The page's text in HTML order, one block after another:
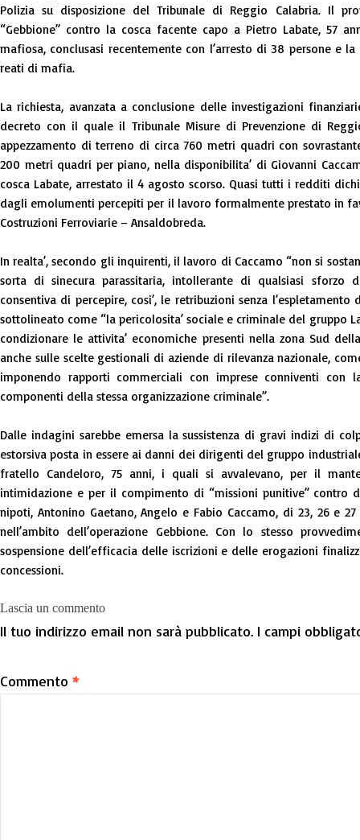
Polizia su disposizione del Tribunale di Reggio Calabria. Il
“Gebbione” contro la cosca facente capo a Pietro Labate, 57
mafiosa, conclusasi recentemente con l’arresto di 38 persone e
reati di mafia.
La richiesta, avanzata a conclusione delle investigazioni
decreto con il quale il Tribunale Misure di Prevenzione di
appezzamento di terreno di circa 760 metri quadri con
200 metri quadri per piano, nella disponibilita’ di Giovanni
cosca Labate, arrestato il 4 agosto scorso. Quasi tutti i redditi
dagli emolumenti percepiti per il lavoro formalmente prestato in
Costruzioni Ferroviarie – Ansaldobreda.
In realta’, secondo gli inquirenti, il lavoro di Caccamo “non si
sorta di sinecura parassitaria, intollerante di qualsiasi sforzo
consentiva di percepire, cosi’, le retribuzioni senza
sottolineato come “la pericolosita’ sociale e criminale del gruppo
condizionare le attivita’ economiche presenti nella zona Sud
anche sulle scelte gestionali di aziende di rilevanza nazionale,
imponendo rapporti commerciali con imprese conniventi con
componenti della stessa organizzazione criminale”.
Dalle indagini sarebbe emersa la sussistenza di gravi indizi di
estorsiva posta in essere ai danni dei dirigenti del gruppo
fratello Candeloro, 75 anni, i quali si avvalevano, per il
intimidazione e per il compimento di “missioni punitive” contro
nipoti, Antonino Gaetano, Angelo e Fabio Caccamo, di 23, 26 e
nell’ambito dell’operazione Gebbione. Con lo stesso
sospensione dell’efficacia delle iscrizioni e delle erogazioni
concessioni.
Lascia un commento
Il tuo indirizzo email non sarà pubblicato. I campi
Commento *